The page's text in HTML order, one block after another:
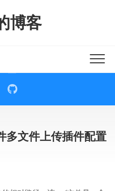
博客
多文件上传插件配置